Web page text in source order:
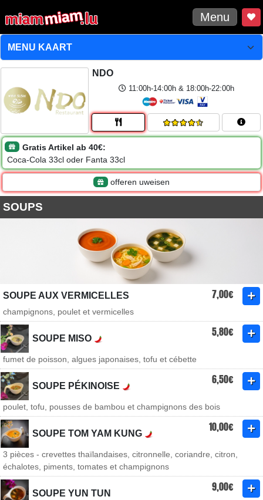
Menu
NDO
11:00h-14:00h & 18:00h-22:00h
Gratis Artikel ab 40€:
Coca-Cola 33cl oder Fanta 33cl
offeren uweisen
SOUPS
SOUPE AUX VERMICELLES 7,00€
champignons, poulet et vermicelles
SOUPE MISO 5,80€
fumet de poisson, algues japonaises, tofu et cébette
SOUPE PÉKINOISE 6,50€
poulet, tofu, pousses de bambou et champignons des bois
SOUPE TOM YAM KUNG 10,00€
3 pièces - crevettes thaïlandaises, citronnelle, coriandre, citron,
échalotes, piments, tomates et champignons
SOUPE YUN TUN 9,00€